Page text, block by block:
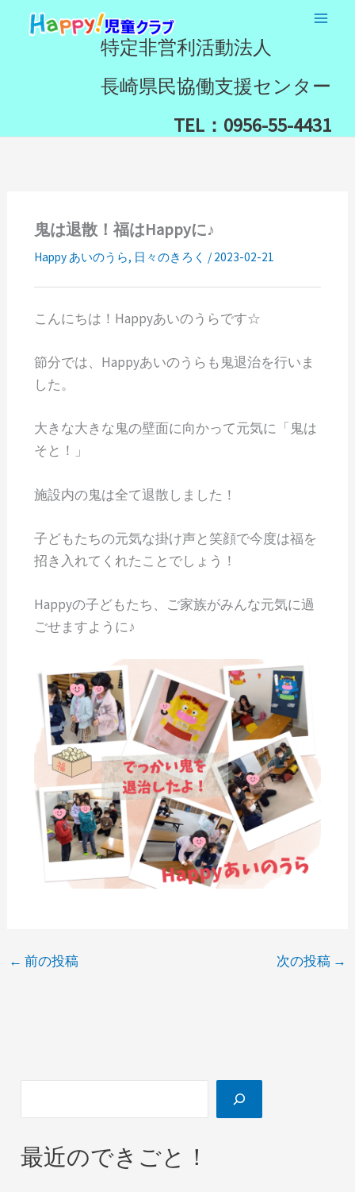
特定非営利活動法人
長崎県民協働支援センター
TEL：0956-55-4431
鬼は退散！福はHappyに♪
Happy あいのうら, 日々のきろく / 2023-02-21
こんにちは！Happyあいのうらです☆
節分では、Happyあいのうらも鬼退治を行いま
した。
大きな大きな鬼の壁面に向かって元気に「鬼は
そと！」
施設内の鬼は全て退散しました！
子どもたちの元気な掛け声と笑顔で今度は福を
招き入れてくれたことでしょう！
Happyの子どもたち、ご家族がみんな元気に過
ごせますように♪
← 前の投稿 次の投稿 →
検
索
最近のできごと！